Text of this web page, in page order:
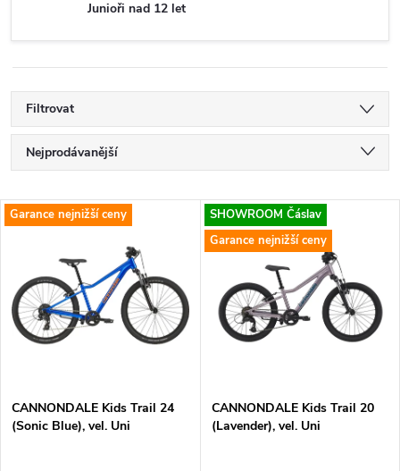
Junioři nad 12 let
Filtrovat
Ř
a
e
n
p
Nejprodávanější
Nejdražší
Abecedně
V
p
s
p
Garance nejnižší ceny
CANNONDALE Kids Trail 24
(Sonic Blue), vel. Uni
SHOWROOM Čáslav
Garance nejnižší ceny
CANNONDALE Kids Trail 20
(Lavender), vel. Uni